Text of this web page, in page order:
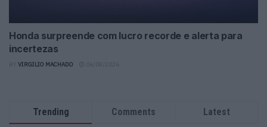
Honda surpreende com lucro recorde e alerta para
incertezas
VIRGILIO MACHADO
Trending Comments Latest